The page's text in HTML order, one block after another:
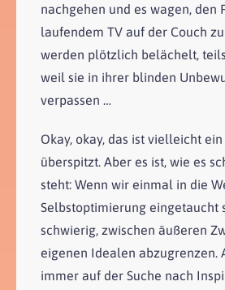
nachgehen und es wagen, den
laufendem TV auf der Couch
werden plötzlich belächelt,
weil sie in ihrer blinden
verpassen …
Okay, okay, das ist vielleicht
überspitzt. Aber es ist, wie es
steht: Wenn wir einmal in die
Selbstoptimierung eingetaucht
schwierig, zwischen äußeren
eigenen Idealen abzugrenzen.
immer auf der Suche nach